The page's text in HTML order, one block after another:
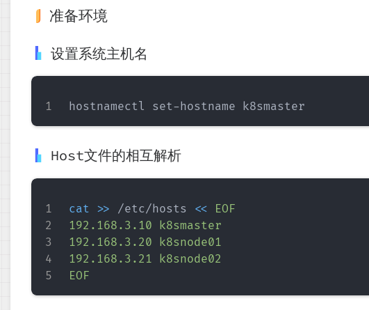
准备环境
设置系统主机名
Host文件的相互解析
cat >> /etc/hosts <<
EOF
192.168.3.10 k8smaster
192.168.3.20 k8snode01
192.168.3.21 k8snode02
EOF